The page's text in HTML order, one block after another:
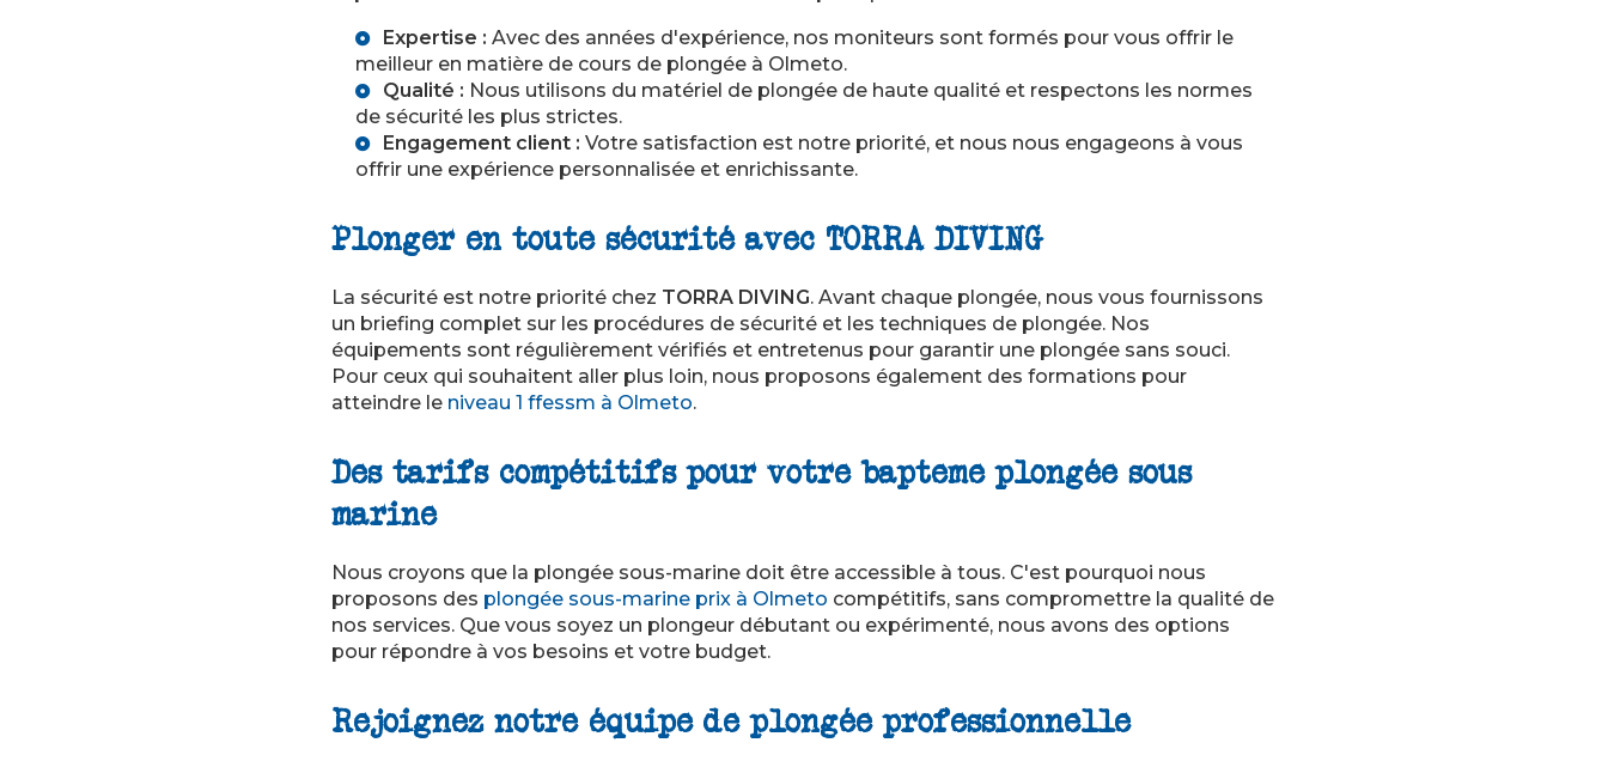
Expertise : Avec des années d'expérience, nos moniteurs sont formés pour vous offrir le
meilleur en matière de cours de plongée à Olmeto.
Qualité : Nous utilisons du matériel de plongée de haute qualité et respectons les normes
de sécurité les plus strictes.
Engagement client : Votre satisfaction est notre priorité, et nous nous engageons à vous
offrir une expérience personnalisée et enrichissante.
Plonger en toute sécurité avec TORRA DIVING
La sécurité est notre priorité chez TORRA DIVING. Avant chaque plongée, nous vous fournissons
un briefing complet sur les procédures de sécurité et les techniques de plongée. Nos
équipements sont régulièrement vérifiés et entretenus pour garantir une plongée sans souci.
Pour ceux qui souhaitent aller plus loin, nous proposons également des formations pour
atteindre le niveau 1 ffessm à Olmeto.
Des tarifs compétitifs pour votre bapteme plongée sous
marine
Nous croyons que la plongée sous-marine doit être accessible à tous. C'est pourquoi nous
proposons des plongée sous-marine prix à Olmeto compétitifs, sans compromettre la qualité de
nos services. Que vous soyez un plongeur débutant ou expérimenté, nous avons des options
pour répondre à vos besoins et votre budget.
Rejoignez notre équipe de plongée professionnelle